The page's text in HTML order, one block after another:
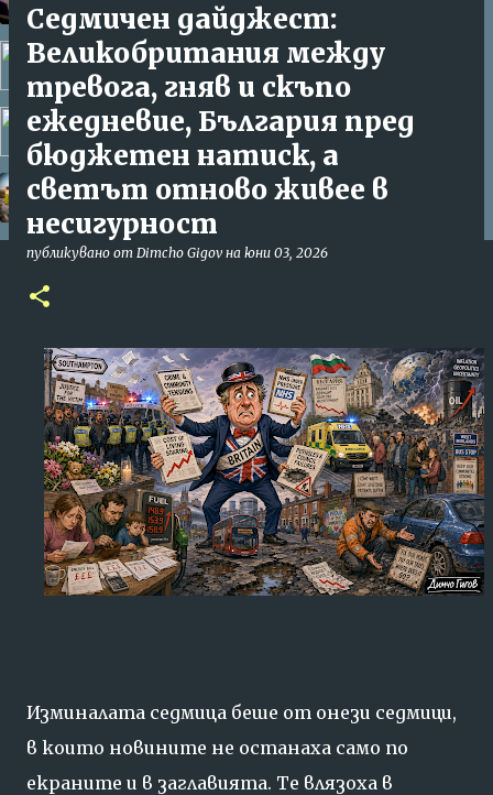
Inchartas reklama
Петър Ралчев и Паул Стънга Вечер на акордеона
ПЕСЕН ЗА ИСТОРИЧЕСКИ ПАРК! - Киро Брейка -
Оригинала
Седмичен дайджест:
Великобритания между
тревога, гняв и скъпо
ежедневие, България пред
бюджетен натиск, а
светът отново живее в
несигурност
публикувано от Dimcho Gigov на юни 03, 2026
Изминалата седмица беше от онези седмици,
в които новините не останаха само по
екраните и в заглавията. Те влязоха в